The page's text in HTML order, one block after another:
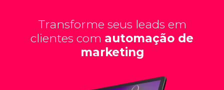
Transforme seus leads em
clientes com automação de
marketing